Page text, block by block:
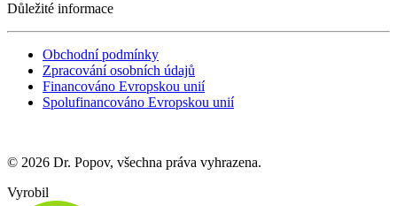
Důležité informace
Obchodní podmínky
Zpracování osobních údajů
Financováno Evropskou unií
Spolufinancováno Evropskou unií
© 2026 Dr. Popov, všechna práva vyhrazena.
Vyrobil